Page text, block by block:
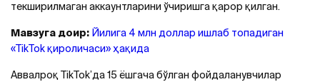
текширилмаган аккаунтларини ўчиришга қарор қилган.
Мавзуга доир: Йилига 4 млн доллар ишлаб топадиган
«TikTok қироличаси» ҳақида
Аввалроқ TikTok’да 15 ёшгача бўлган фойдаланувчилар